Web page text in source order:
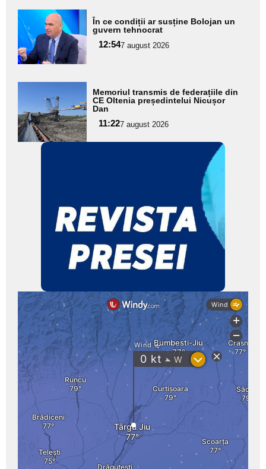
Adaugă
aici textul
pentru
subtitlu
În ce condiții ar susține Bolojan un
guvern tehnocrat
12:547 august 2026
aici textul
pentru
subtitlu
Memoriul transmis de federațiile din
CE Oltenia președintelui Nicușor
Dan
11:227 august 2026